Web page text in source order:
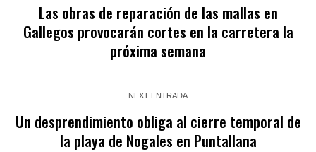
Las obras de reparación de las mallas en
Gallegos provocarán cortes en la carretera la
próxima semana
NEXT ENTRADA
Un desprendimiento obliga al cierre temporal de
la playa de Nogales en Puntallana